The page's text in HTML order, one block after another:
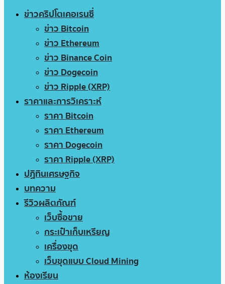
ข่าวคริปโตเคอเรนซี่
ข่าว Bitcoin
ข่าว Ethereum
ข่าว Binance Coin
ข่าว Dogecoin
ข่าว Ripple (XRP)
ราคาและการวิเคราะห์
ราคา Bitcoin
ราคา Ethereum
ราคา Dogecoin
ราคา Ripple (XRP)
ปฏิทินเศรษฐกิจ
บทความ
รีวิวผลิตภัณฑ์
เว็บซื้อขาย
กระเป๋าเก็บเหรียญ
เครื่องขุด
เว็บขุดแบบ Cloud Mining
ห้องเรียน